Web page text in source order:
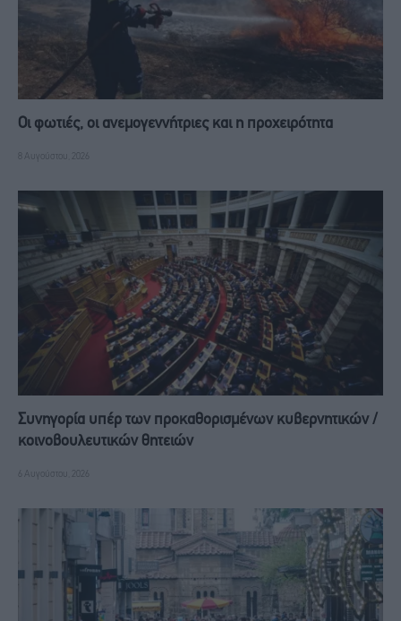
Οι φωτιές, οι ανεμογεννήτριες και η προχειρότητα
8 Αυγούστου, 2026
Συνηγορία υπέρ των προκαθορισμένων κυβερνητικών /
κοινοβουλευτικών θητειών
6 Αυγούστου, 2026